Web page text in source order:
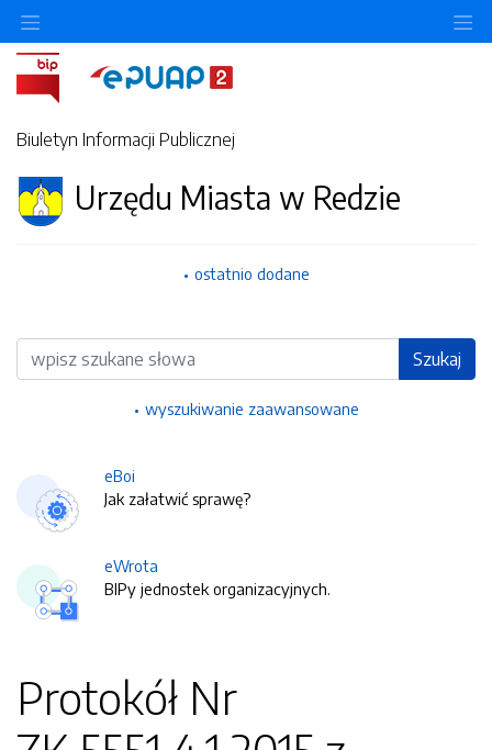
Biuletyn Informacji Publicznej
Urzędu Miasta w Redzie
ostatnio dodane
Wyszukiwarka Szukaj
wyszukiwanie zaawansowane
eBoi
Jak załatwić sprawę?
eWrota
BIPy jednostek organizacyjnych.
Protokół Nr